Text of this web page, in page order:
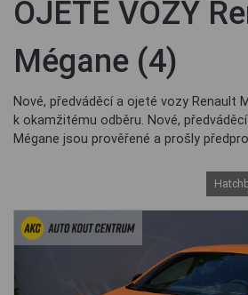
OJETÉ VOZY
Mégane (4)
Nové, předváděcí a ojeté vozy Renault
k okamžitému odběru. Nové,
Mégane jsou prověřené a prošly